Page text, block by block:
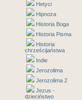
Hetyci
Hipnoza
Historia Boga
Historia Pisma
Historia
chrześcijaństwa
Indie
Jerozolima
Jerozolima 2
Jezus -
dzieciństwo